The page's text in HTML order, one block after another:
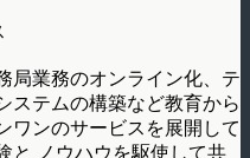
局業務のオンライン化、テ
ステムの構築など教育から
ワンのサービスを展開して
と ノウハウを駆使して共